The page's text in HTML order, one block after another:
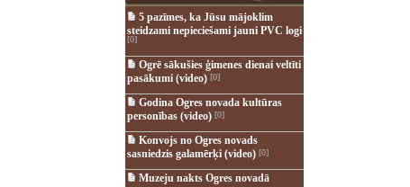
5 pazīmes, ka Jūsu mājoklim
steidzami nepieciešami jauni PVC logi
[0]
Ogrē sākušies ģimenes dienai veltīti
pasākumi (video)[0]
Godina Ogres novada kultūras
personības (video)[0]
Konvojs no Ogres novads
sasniedzis galamērķi (video)[0]
Muzeju nakts Ogres novadā